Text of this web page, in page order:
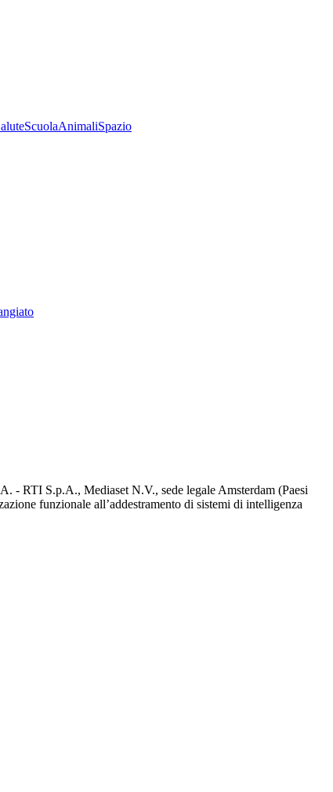
ScuolaAnimaliSpazio
- RTI S.p.A., Mediaset N.V., sede legale Amsterdam (Paesi
funzionale all’addestramento di sistemi di intelligenza